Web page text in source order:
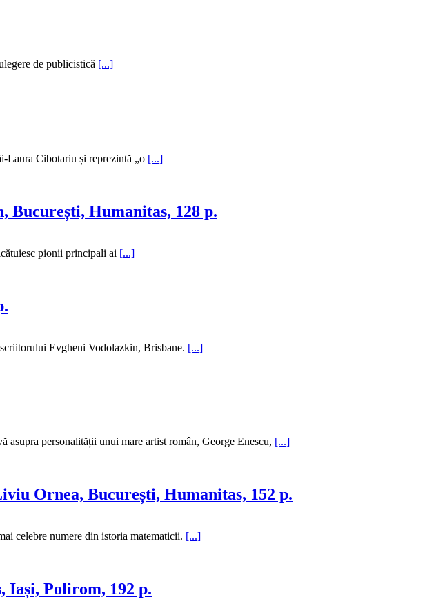
de publicistică [...]
Laura Cibotariu și reprezintă „o [...]
București, Humanitas, 128 p.
pionii principali ai [...]
Evgheni Vodolazkin, Brisbane. [...]
personalității unui mare artist român, George Enescu, [...]
Ornea, București, Humanitas, 152 p.
celebre numere din istoria matematicii. [...]
Iași, Polirom, 192 p.